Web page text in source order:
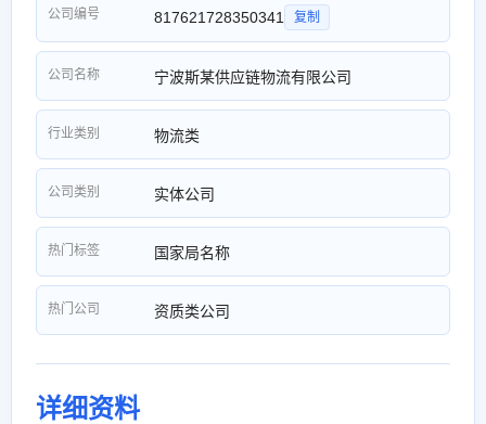
公司编号 817621728350341 复制
公司名称 宁波斯某供应链物流有限公司
行业类别 物流类
公司类别 实体公司
热门标签 国家局名称
热门公司 资质类公司
详细资料